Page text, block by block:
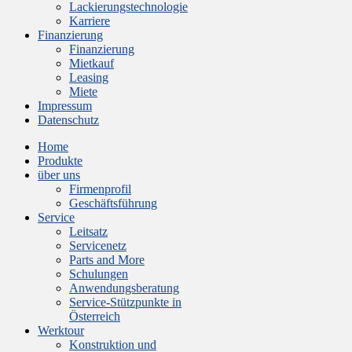
Lackierungstechnologie
Karriere
Finanzierung
Finanzierung
Mietkauf
Leasing
Miete
Impressum
Datenschutz
Home
Produkte
über uns
Firmenprofil
Geschäftsführung
Service
Leitsatz
Servicenetz
Parts and More
Schulungen
Anwendungsberatung
Service-Stützpunkte in
Österreich
Werktour
Konstruktion und